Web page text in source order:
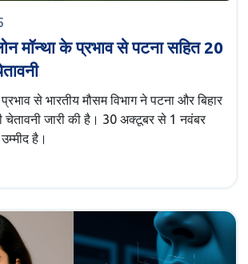
मॉन्था के प्रभाव से पटना सहित 20
से भारतीय मौसम विभाग ने पटना और बिहार
चेतावनी जारी की है। 30 अक्टूबर से 1 नवंबर
है।